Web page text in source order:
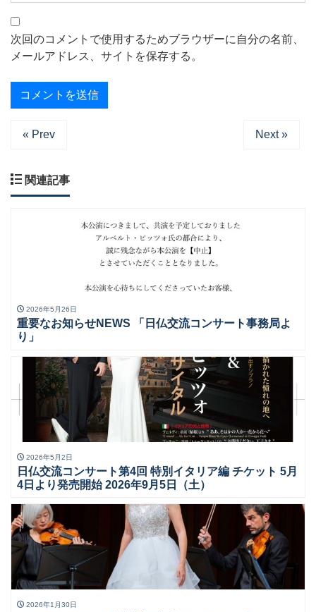
次回のコメントで使用するためブラウザーに自分の名前、
メールアドレス、サイトを保存する。
« Prev Next »
関連記事
2026年5月26日
重要なお知らせNEWS 「日仏交流コンサート事務局よ
り」
2026年5月2日
日仏交流コンサート第4回 特別イタリア編 チケット 5月
4日より発売開始 2026年9月5日（土）
2026年1月30日